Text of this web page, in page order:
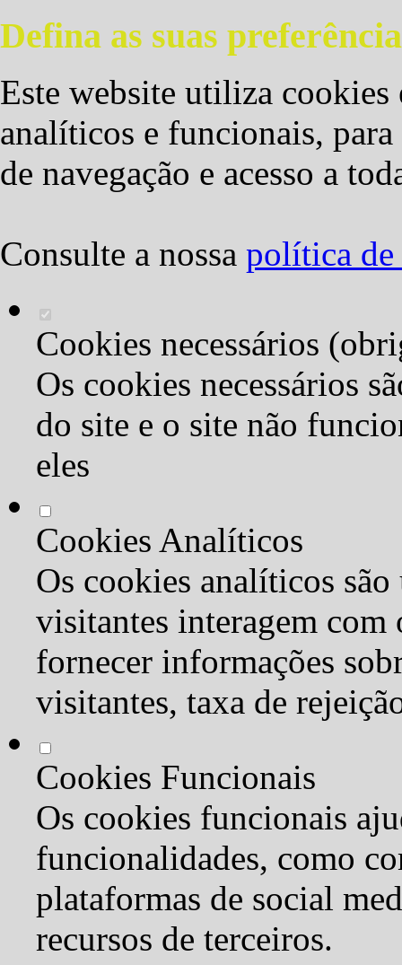
Defina as suas
Este website utiliza cookies
analíticos e funcionais,
de navegação e acesso a
Consulte a nossa política de
Cookies necessários
Os cookies necessários
do site e o site não
eles
Cookies Analíticos
Os cookies analíticos são
visitantes interagem com
fornecer informações
visitantes, taxa de
Cookies Funcionais
Os cookies funcionais
funcionalidades, como
plataformas de social
recursos de terceiros.